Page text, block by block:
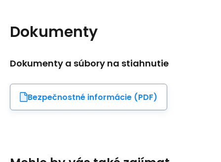
Dokumenty
Dokumenty a súbory na stiahnutie
Bezpečnostné informácie (PDF)